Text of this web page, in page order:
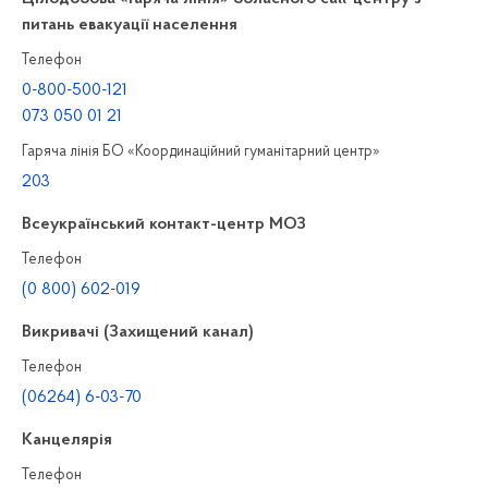
питань евакуації населення
Телефон
0-800-500-121
073 050 01 21
Гаряча лінія БО «Координаційний гуманітарний центр»
203
Всеукраїнський контакт-центр МОЗ
Телефон
(0 800) 602-019
Викривачі (Захищений канал)
Телефон
(06264) 6-03-70
Канцелярiя
Телефон